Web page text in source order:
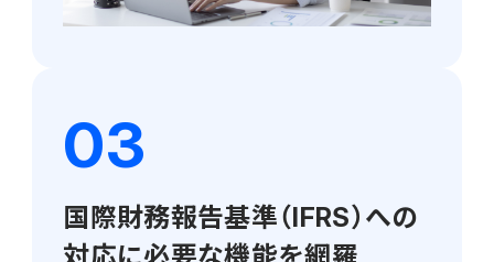
国際財務報告基準（IFRS）への